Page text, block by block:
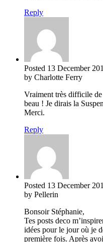
Reply
Posted 13 December
by Charlotte Ferry
Vraiment très difficile
beau ! Je dirais la
Merci.
Reply
Posted 13 December
by Pellerin
Bonsoir Stéphanie,
Tes posts deco
idées pour le jour où je
première fois. Après